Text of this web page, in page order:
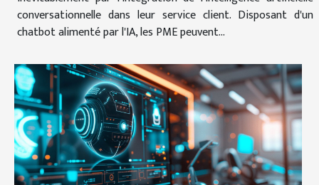
conversationnelle dans leur service client. Disposant d'un
chatbot alimenté par l'IA, les PME peuvent...